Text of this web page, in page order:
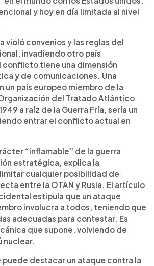
y hoy en día limitada al nivel
violó convenios y las reglas del
invadiendo otro país
tiene una dimensión
y de comunicaciones. Una
país europeo miembro de la
del Tratado Atlántico
a raíz de la Guerra Fría, sería un
entrar el conflicto actual en
“inflamable” de la guerra
estratégica, explica la
cualquier posibilidad de
entre la OTAN y Rusia. El artículo
estipula que un ataque
involucra a todos, teniendo que
adecuadas para contestar. Es
que supone, volviendo de
nuclear.
puede destacar un ataque contra la